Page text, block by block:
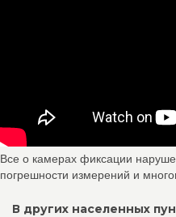
Все о камерах фиксации
погрешности измерений и
В других населенных